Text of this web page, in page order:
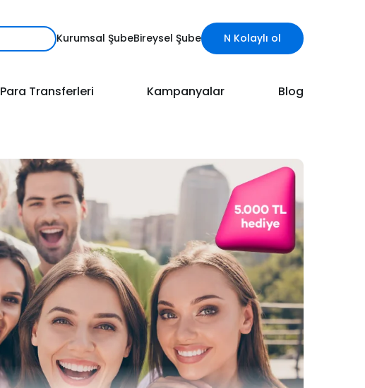
Kurumsal ŞubeBireysel Şube N Kolaylı ol
Para Transferleri Kampanyalar Blog